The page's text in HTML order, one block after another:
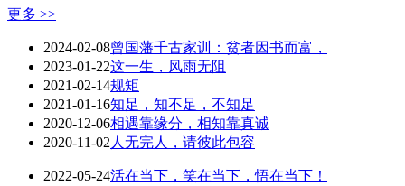
更多 >>
2024-02-08曾国藩千古家训：贫者因书而富，
2023-01-22这一生，风雨无阻
2021-02-14规矩
2021-01-16知足，知不足，不知足
2020-12-06相遇靠缘分，相知靠真诚
2020-11-02 人无完人，请彼此包容
2022-05-24活在当下，笑在当下，悟在当下！